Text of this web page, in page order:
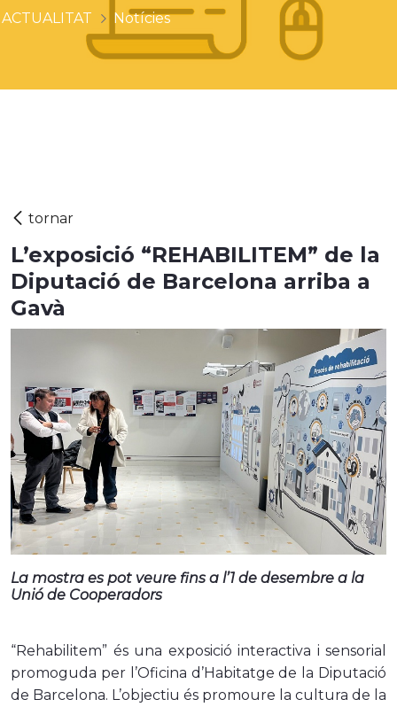
ACTUALITAT Notícies
L’exposició “REHABILITEM” de la
Diputació de Barcelona arriba a
Gavà
La mostra es pot veure fins a l’1 de desembre a la
Unió de Cooperadors
“Rehabilitem” és una exposició interactiva i sensorial
promoguda per l’Oficina d’Habitatge de la Diputació
de Barcelona. L’objectiu és promoure la cultura de la